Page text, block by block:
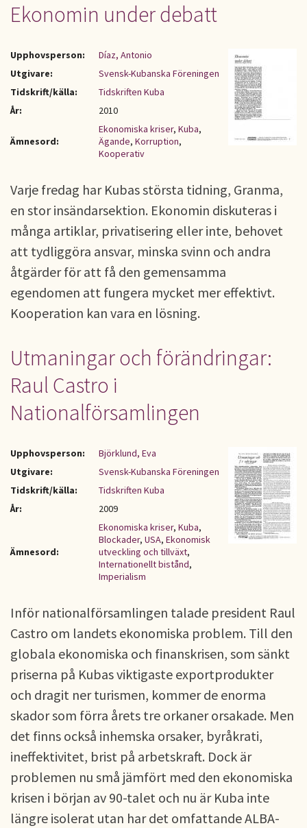
Ekonomin under debatt
Upphovsperson:
Díaz, Antonio
Utgivare:
Svensk-Kubanska Föreningen
Tidskrift/källa:
Tidskriften Kuba
År:
2010
Ämnesord:
Ekonomiska kriser, Kuba,
Ägande, Korruption,
Kooperativ
Varje fredag har Kubas största tidning, Granma,
en stor insändarsektion. Ekonomin diskuteras i
många artiklar, privatisering eller inte, behovet
att tydliggöra ansvar, minska svinn och andra
åtgärder för att få den gemensamma
egendomen att fungera mycket mer effektivt.
Kooperation kan vara en lösning.
Utmaningar och förändringar:
Raul Castro i
Nationalförsamlingen
Upphovsperson:
Björklund, Eva
Utgivare:
Svensk-Kubanska Föreningen
Tidskrift/källa:
Tidskriften Kuba
År:
2009
Ämnesord:
Ekonomiska kriser, Kuba,
Blockader, USA, Ekonomisk
utveckling och tillväxt,
Internationellt bistånd,
Imperialism
Inför nationalförsamlingen talade president Raul
Castro om landets ekonomiska problem. Till den
globala ekonomiska och finanskrisen, som sänkt
priserna på Kubas viktigaste exportprodukter
och dragit ner turismen, kommer de enorma
skador som förra årets tre orkaner orsakade. Men
det finns också inhemska orsaker, byråkrati,
ineffektivitet, brist på arbetskraft. Dock är
problemen nu små jämfört med den ekonomiska
krisen i början av 90-talet och nu är Kuba inte
längre isolerat utan har det omfattande ALBA-